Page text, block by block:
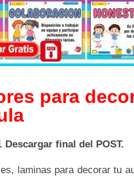
para
final del POST.
laminas para decorar tu